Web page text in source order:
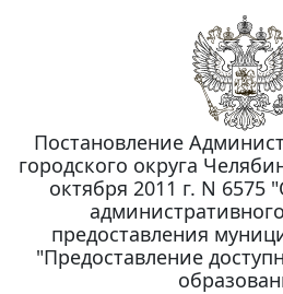
Постановление
городского округа
октября 2011 г. N 6575
предоставления
"Предоставление